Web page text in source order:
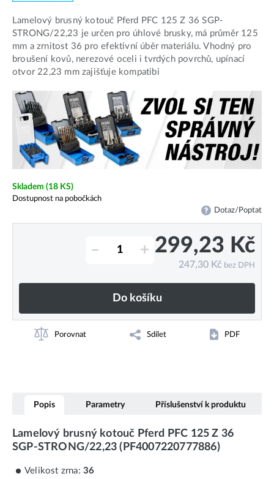
Lamelový brusný kotouč Pferd PFC 125 Z 36 SGP-
STRONG/22,23 je určen pro úhlové brusky, má průměr 125
mm a zrnitost 36 pro efektivní úběr materiálu. Vhodný pro
broušení kovů, nerezové oceli i tvrdých povrchů, upínací
otvor 22,23 mm zajišťuje kompatibi
Skladem (18 KS)
Dostupnost na pobočkách
Dotaz/Poptat
– + 299,23 Kč
247,30 Kč bez DPH
Do košíku
Porovnat Sdílet PDF
Popis Parametry Příslušenství k produktu
Lamelový brusný kotouč Pferd PFC 125 Z 36
SGP-STRONG/22,23 (PF4007220777886)
Velikost zrna: 36